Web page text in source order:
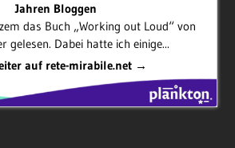
Jahren Bloggen
das Buch „Working out Loud“ von
gelesen. Dabei hatte ich einige...
auf rete-mirabile.net →